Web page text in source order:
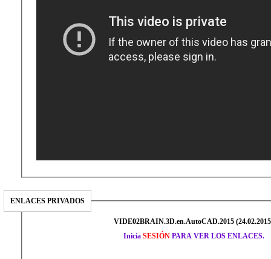
ENLACES PRIVADOS
VIDE02BRAIN.3D.en.AutoCAD.2015
Inicia SESIÓN PARA VER LOS ENLACES.